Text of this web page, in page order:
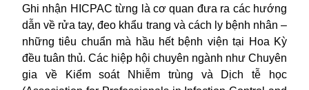
Ghi nhận HICPAC từng là cơ quan đưa ra các hướng
dẫn về rửa tay, đeo khẩu trang và cách ly bệnh nhân –
những tiêu chuẩn mà hầu hết bệnh viện tại Hoa Kỳ
đều tuân thủ. Các hiệp hội chuyên ngành như Chuyên
gia về Kiểm soát Nhiễm trùng và Dịch tễ học